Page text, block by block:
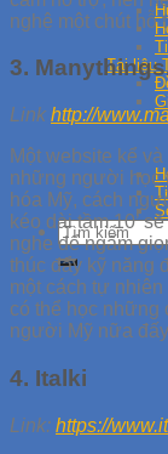
Tài liệu
nghệ một chút hỗ
3.
Link http://
Một website kể
những người học
hóa Mỹ, cách
kéo dài tầm 10’
nghe để ngấm
thúc đẩy kỹ năng
một cách tự
có thể học những
người Mỹ nữa
4. Italki
Link: https://